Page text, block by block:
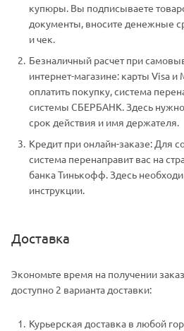
купюры. Вы подписываете
документы, вносите денежные
и чек.
Безналичный расчет при
интернет-магазине: карты Visa и
оплатить покупку, система
системы СБЕРБАНК. Здесь
срок действия и имя держателя.
Кредит при онлайн-заказе: Для
система перенаправит вас на
банка Тинькофф. Здесь
инструкции.
Доставка
Экономьте время на получении
доступно 2 варианта доставки:
Курьерская доставка в любой